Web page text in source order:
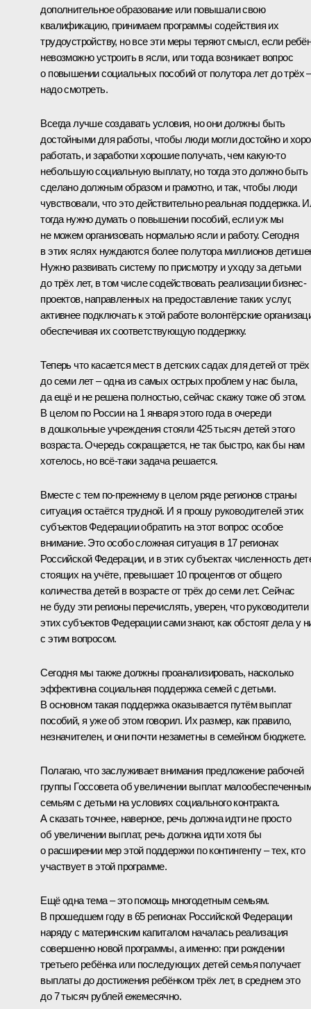
дополнительное образование или повышали свою
квалификацию, принимаем программы содействия их
трудоустройству, но все эти меры теряют смысл, если
невозможно устроить в ясли, или тогда возникает вопрос
о повышении социальных пособий от полутора лет до трёх –
надо смотреть.
Всегда лучше создавать условия, но они должны быть
достойными для работы, чтобы люди могли достойно и
работать, и заработки хорошие получать, чем какую‑то
небольшую социальную выплату, но тогда это должно быть
сделано должным образом и грамотно, и так, чтобы люди
чувствовали, что это действительно реальная поддержка.
тогда нужно думать о повышении пособий, если уж мы
не можем организовать нормально ясли и работу. Сегодня
в этих яслях нуждаются более полутора миллионов
Нужно развивать систему по присмотру и уходу за детьми
до трёх лет, в том числе содействовать реализации бизнес-
проектов, направленных на предоставление таких услуг,
активнее подключать к этой работе волонтёрские
обеспечивая их соответствующую поддержку.
Теперь что касается мест в детских садах для детей от трёх
до семи лет – одна из самых острых проблем у нас была,
да ещё и не решена полностью, сейчас скажу тоже об этом.
В целом по России на 1 января этого года в очереди
в дошкольные учреждения стояли 425 тысяч детей этого
возраста. Очередь сокращается, не так быстро, как бы нам
хотелось, но всё‑таки задача решается.
Вместе с тем по‑прежнему в целом ряде регионов страны
ситуация остаётся трудной. И я прошу руководителей этих
субъектов Федерации обратить на этот вопрос особое
внимание. Это особо сложная ситуация в 17 регионах
Российской Федерации, и в этих субъектах численность
стоящих на учёте, превышает 10 процентов от общего
количества детей в возрасте от трёх до семи лет. Сейчас
не буду эти регионы перечислять, уверен, что руководители
этих субъектов Федерации сами знают, как обстоят дела у
с этим вопросом.
Сегодня мы также должны проанализировать, насколько
эффективна социальная поддержка семей с детьми.
В основном такая поддержка оказывается путём выплат
пособий, я уже об этом говорил. Их размер, как правило,
незначителен, и они почти незаметны в семейном бюджете.
Полагаю, что заслуживает внимания предложение рабочей
группы Госсовета об увеличении выплат
семьям с детьми на условиях социального контракта.
А сказать точнее, наверное, речь должна идти не просто
об увеличении выплат, речь должна идти хотя бы
о расширении мер этой поддержки по контингенту – тех, кто
участвует в этой программе.
Ещё одна тема – это помощь многодетным семьям.
В прошедшем году в 65 регионах Российской Федерации
наряду с материнским капиталом началась реализация
совершенно новой программы, а именно: при рождении
третьего ребёнка или последующих детей семья получает
выплаты до достижения ребёнком трёх лет, в среднем это
до 7 тысяч рублей ежемесячно.